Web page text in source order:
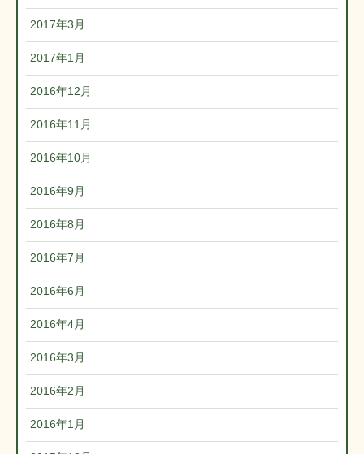
2017年3月
2017年1月
2016年12月
2016年11月
2016年10月
2016年9月
2016年8月
2016年7月
2016年6月
2016年4月
2016年3月
2016年2月
2016年1月